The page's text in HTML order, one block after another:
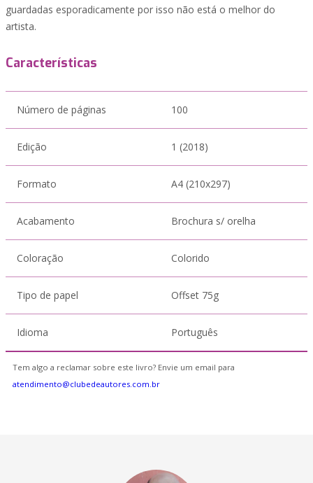
guardadas esporadicamente por isso não está o melhor do
artista.
Características
Número de páginas 100
Edição 1 (2018)
Formato A4 (210x297)
Acabamento Brochura s/ orelha
Coloração Colorido
Tipo de papel Offset 75g
Idioma Português
Tem algo a reclamar sobre este livro? Envie um email para
atendimento@clubedeautores.com.br